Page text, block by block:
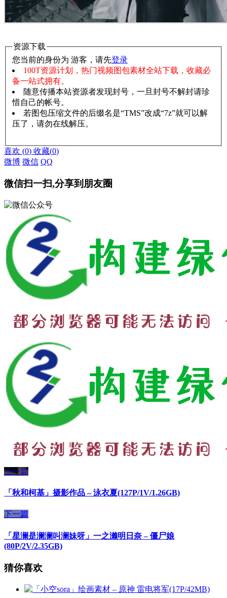
资源下载
您当前的身份为 游客，请先登录
100T资源计划，热门视频图包素材全站下载，收藏必
备一站式拥有。
随意传播本站资源者发现封号，一旦封号不解封请珍
惜自己的帐号。
若图包压缩文件的后缀名是“TMS”改成“7z”就可以解
压了，请勿在线解压。
喜欢 (0) 收藏(0)
微博 微信 QQ
微信扫一扫,分享到朋友圈
上一篇
「秋和柯基」摄影作品 – 泳衣夏(127P/1V/1.26GB)
下一篇
「星澜是澜澜叫澜妹呀」一之濑明日奈 – 僵尸娘
(80P/2V/2.35GB)
猜你喜欢